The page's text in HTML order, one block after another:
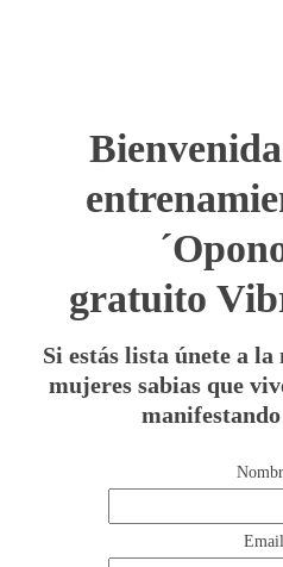
gratuito
Si estás lista únete a
mujeres sabias que
manifestando